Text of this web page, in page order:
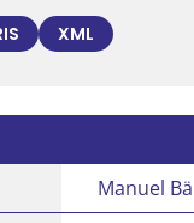
XML
Manuel